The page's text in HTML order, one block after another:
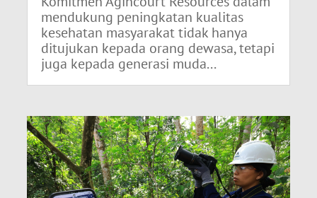
mendukung peningkatan kualitas
kesehatan masyarakat tidak hanya
ditujukan kepada orang dewasa, tetapi
juga kepada generasi muda...